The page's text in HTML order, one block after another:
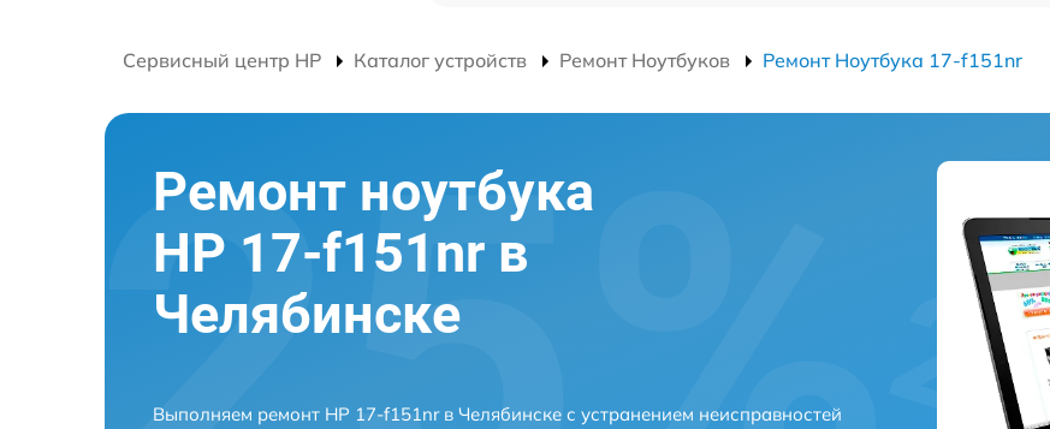
Сервисный центр HP Каталог устройств Ремонт Ноутбуков Ремонт Ноутбука 17-f151nr
Ремонт ноутбука
HP 17-f151nr в
Челябинске
Выполняем ремонт HP 17-f151nr в Челябинске с устранением неисправностей